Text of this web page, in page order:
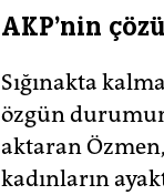
AKP'nin
Sığınakta
özgün
aktaran
kadınların